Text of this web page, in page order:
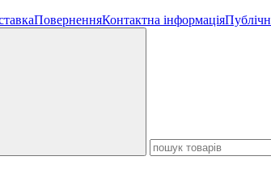
ПоверненняКонтактна інформація